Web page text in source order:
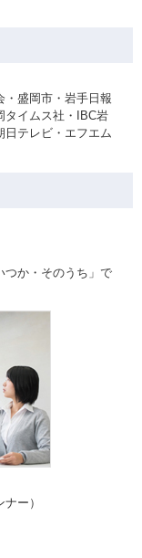
・盛岡市・岩手日報
タイムス社・IBC岩
日テレビ・エフエム
つか・そのうち」で
ー）